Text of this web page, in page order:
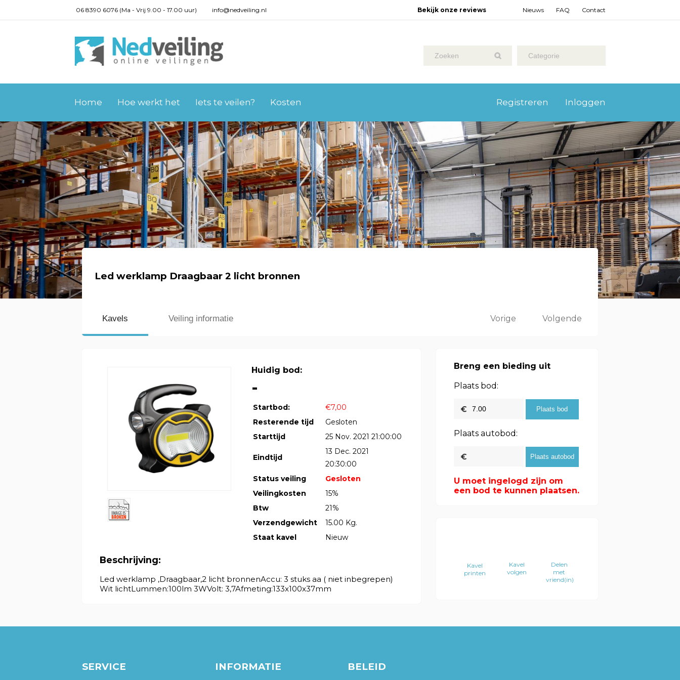
06 8390 6076 (Ma - Vrij 9.00 - 17.00 uur) info@nedveiling.nl Contact
FAQ
Nieuws
Bekijk onze reviews
Categorie
Home Hoe werkt het Iets te veilen? Kosten Inloggen
Registreren
Led werklamp Draagbaar 2 licht bronnen
Kavels Veiling informatie Vorige Volgende
Huidig bod:
-
Startbod:
€7,00
Resterende tijd
Gesloten
Starttijd
25 Nov. 2021 21:00:00
Eindtijd
13 Dec. 2021
20:30:00
Status veiling
Gesloten
Veilingkosten
15%
Btw
21%
Verzendgewicht
15.00 Kg.
Staat kavel
Nieuw
Beschrijving:
Led werklamp ,Draagbaar,2 licht bronnenAccu: 3 stuks aa ( niet inbegrepen)
Wit lichtLummen:100lm 3WVolt: 3,7Afmeting:133x100x37mm
Breng een bieding uit
Plaats bod:
Plaats autobod:
U moet ingelogd zijn om
een bod te kunnen plaatsen.
Kavel
printen
Kavel
volgen
Delen
met
vriend(in)
SERVICE INFORMATIE BELEID